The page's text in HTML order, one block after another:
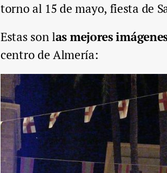
torno al 15 de mayo, fiesta de
Estas son las mejores
centro de Almería: